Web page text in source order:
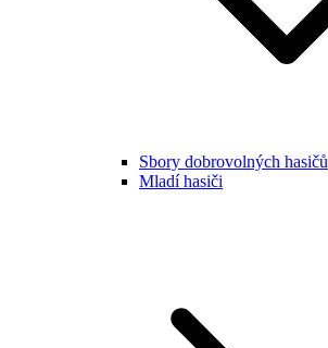
Sbory dobrovolných hasičů
Mladí hasiči